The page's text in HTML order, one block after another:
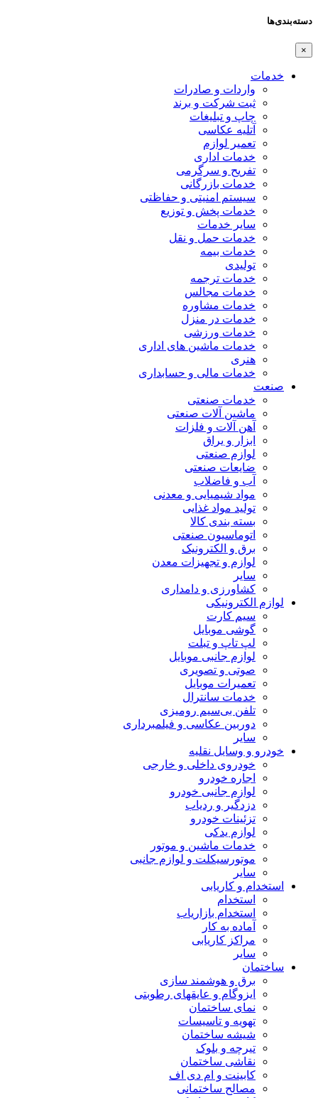
دسته‌بندی‌ها
×
خدمات
واردات و صادرات
ثبت شرکت و برند
چاپ و تبلیغات
آتلیه عکاسی
تعمیر لوازم
خدمات اداری
تفریح و سرگرمی
خدمات بازرگانی
سیستم امنیتی و حفاظتی
خدمات پخش و توزیع
سایر خدمات
خدمات حمل و نقل
خدمات بیمه
تولیدی
خدمات ترجمه
خدمات مجالس
خدمات مشاوره
خدمات در منزل
خدمات ورزشی
خدمات ماشین های اداری
هنری
خدمات مالی و حسابداری
صنعت
خدمات صنعتی
ماشین آلات صنعتی
آهن آلات و فلزات
ابزار و یراق
لوازم صنعتی
ضایعات صنعتی
آب و فاضلاب
مواد شیمیایی و معدنی
تولید مواد غذایی
بسته بندی کالا
اتوماسیون صنعتی
برق و الکترونیک
لوازم و تجهیزات معدن
سایر
کشاورزی و دامداری
لوازم الکترونیکی
سیم کارت
گوشی موبایل
لپ تاپ و تبلت
لوازم جانبی موبایل
صوتی و تصویری
تعمیرات موبایل
خدمات سانترال
تلفن بی‌سیم رومیزی
دوربین عکاسی و فیلمبرداری
سایر
خودرو و وسایل نقلیه
خودروی داخلی و خارجی
اجاره خودرو
لوازم جانبی خودرو
دزدگیر و ردیاب
تزئینات خودرو
لوازم یدکی
خدمات ماشین و موتور
موتورسیکلت و لوازم جانبی
سایر
استخدام و کاریابی
استخدام
استخدام بازاریاب
آماده به کار
مراکز کاریابی
سایر
ساختمان
برق و هوشمند سازی
ایزوگام و عایقهای رطوبتی
نمای ساختمان
تهویه و تاسیسات
شیشه ساختمان
تیرچه و بلوک
نقاشی ساختمان
کابینت و ام دی اف
مصالح ساختمانی